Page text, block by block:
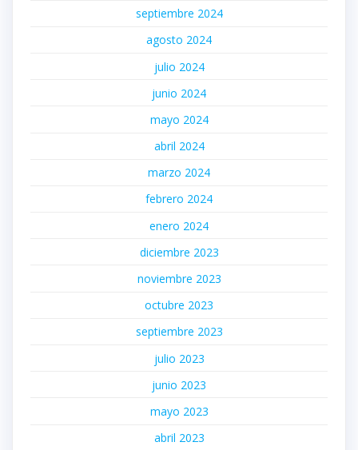
septiembre 2024
agosto 2024
julio 2024
junio 2024
mayo 2024
abril 2024
marzo 2024
febrero 2024
enero 2024
diciembre 2023
noviembre 2023
octubre 2023
septiembre 2023
julio 2023
junio 2023
mayo 2023
abril 2023